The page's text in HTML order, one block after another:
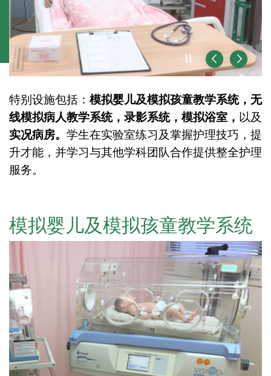
前一页后一页
播放 / 暂停
特别设施包括： 模拟婴儿及模拟孩童教学系统，无
线模拟病人教学系统，录影系统，模拟浴室， 以及
实况病房。 学生在实验室练习及掌握护理技巧，提
升才能，并学习与其他学科团队合作提供整全护理
服务。
模拟婴儿及模拟孩童教学系统